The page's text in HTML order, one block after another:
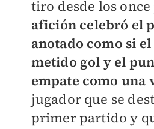
tiro desde los once
afición celebró el
anotado como si el
metido gol y el
empate como una
jugador que se
primer partido y